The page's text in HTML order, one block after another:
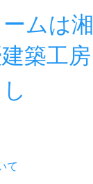
ムは
築工房
て